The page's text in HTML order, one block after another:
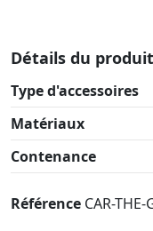
Détails du produit
Type d'accessoires
Matériaux
Contenance
Référence CAR-